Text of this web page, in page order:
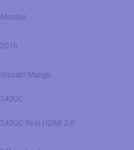
Monitor
2016
Wasabi Mango
340UC
340UC Real HDMI 2.0